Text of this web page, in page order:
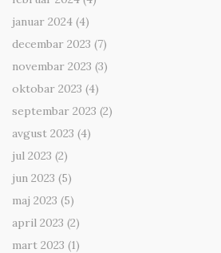
januar 2024 (4)
decembar 2023 (7)
novembar 2023 (3)
oktobar 2023 (4)
septembar 2023 (2)
avgust 2023 (4)
jul 2023 (2)
jun 2023 (5)
maj 2023 (5)
april 2023 (2)
mart 2023 (1)